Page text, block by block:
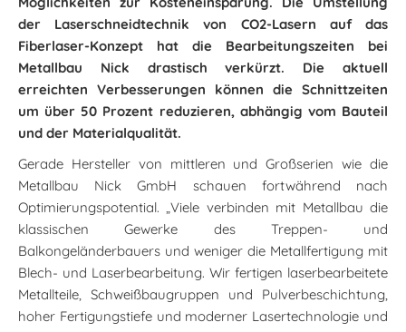
der Laserschneidtechnik von CO2-Lasern auf das
Fiberlaser-Konzept hat die Bearbeitungszeiten bei
Metallbau Nick drastisch verkürzt. Die aktuell
erreichten Verbesserungen können die Schnittzeiten
um über 50 Prozent reduzieren, abhängig vom Bauteil
und der Materialqualität.
Gerade Hersteller von mittleren und Großserien wie die
Metallbau Nick GmbH schauen fortwährend nach
Optimierungspotential. „Viele verbinden mit Metallbau die
klassischen Gewerke des Treppen- und
Balkongeländerbauers und weniger die Metallfertigung mit
Blech- und Laserbearbeitung. Wir fertigen laserbearbeitete
Metallteile, Schweißbaugruppen und Pulverbeschichtung,
hoher Fertigungstiefe und moderner Lasertechnologie und